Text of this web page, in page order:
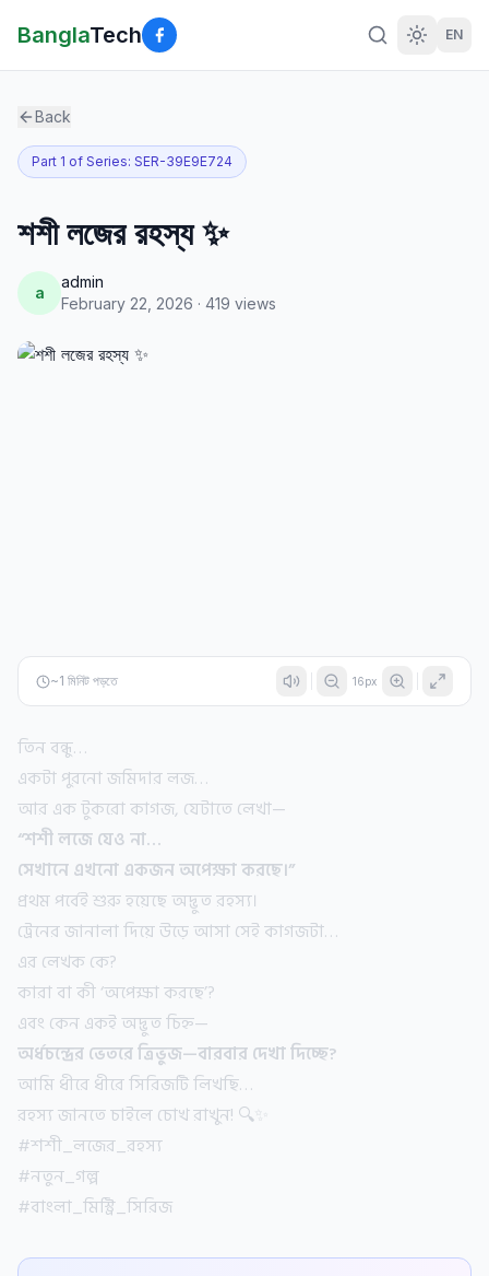
BanglaTech EN
Back
Part 1 of Series: SER-39E9E724
শশী লজের রহস্য ✨
a
admin
February 22, 2026 · 419 views
~1 মিনিট পড়তে 16px
তিন বন্ধু…
একটা পুরনো জমিদার লজ…
আর এক টুকরো কাগজ, যেটাতে লেখা—
“শশী লজে যেও না…
সেখানে এখনো একজন অপেক্ষা করছে।”
প্রথম পর্বেই শুরু হয়েছে অদ্ভুত রহস্য।
ট্রেনের জানালা দিয়ে উড়ে আসা সেই কাগজটা…
এর লেখক কে?
কারা বা কী ‘অপেক্ষা করছে’?
এবং কেন একই অদ্ভুত চিহ্ন—
অর্ধচন্দ্রের ভেতরে ত্রিভুজ—বারবার দেখা দিচ্ছে?
আমি ধীরে ধীরে সিরিজটি লিখছি…
রহস্য জানতে চাইলে চোখ রাখুন! 🔍✨
#শশী_লজের_রহস্য
#নতুন_গল্প
#বাংলা_মিস্ট্রি_সিরিজ